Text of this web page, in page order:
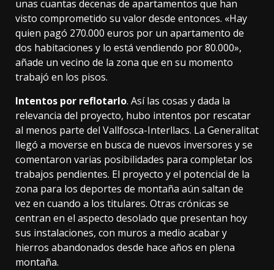
unas cuantas decenas de apartamentos que han
visto comprometido su valor desde entonces. «Hay
quien pagó 270.000 euros por un apartamento de
dos habitaciones y lo está vendiendo por 80.000»,
añade un vecino de la zona que en su momento
trabajó en los pisos.
Intentos por reflotarlo. Así las cosas y dada la
relevancia del proyecto, hubo intentos por rescatar
al menos parte del Vallfosca-Interllacs. La Generalitat
llegó a moverse en busca de nuevos inversores y se
comentaron varias posibilidades para completar los
trabajos pendientes. El proyecto y el potencial de la
zona para los deportes de montaña aún saltan de
vez en cuando a los titulares. Otras crónicas se
centran en el aspecto desolado que presentan hoy
sus instalaciones, con muros a medio acabar y
hierros abandonados desde hace años en plena
montaña.